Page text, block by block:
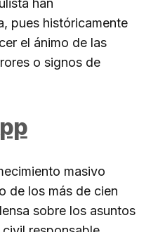
pues históricamente
el ánimo de las
o signos de
masivo
de los más de cien
sobre los asuntos